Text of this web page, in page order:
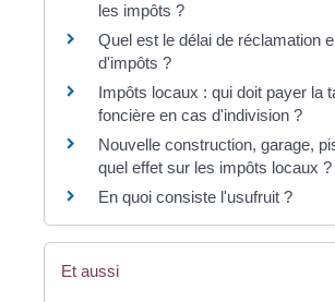
les impôts ?
Quel est le délai de réclamation
d'impôts ?
Impôts locaux : qui doit payer la
foncière en cas d'indivision ?
Nouvelle construction, garage,
quel effet sur les impôts locaux ?
En quoi consiste l'usufruit ?
Et aussi